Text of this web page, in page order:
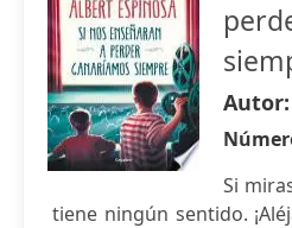
Autor:
Si
tiene ningún sentido.